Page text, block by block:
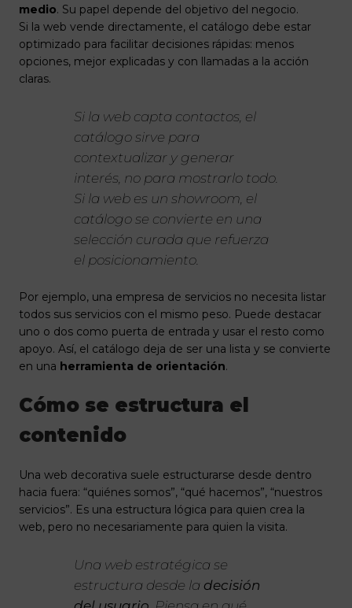
medio. Su papel depende del objetivo del negocio.
Si la web vende directamente, el catálogo debe estar
optimizado para facilitar decisiones rápidas: menos
opciones, mejor explicadas y con llamadas a la acción
claras.
Si la web capta contactos, el
catálogo sirve para
contextualizar y generar
interés, no para mostrarlo todo.
Si la web es un showroom, el
catálogo se convierte en una
selección curada que refuerza
el posicionamiento.
Por ejemplo, una empresa de servicios no necesita listar
todos sus servicios con el mismo peso. Puede destacar
uno o dos como puerta de entrada y usar el resto como
apoyo. Así, el catálogo deja de ser una lista y se convierte
en una herramienta de orientación.
Cómo se estructura el
contenido
Una web decorativa suele estructurarse desde dentro
hacia fuera: “quiénes somos”, “qué hacemos”, “nuestros
servicios”. Es una estructura lógica para quien crea la
web, pero no necesariamente para quien la visita.
Una web estratégica se
estructura desde la decisión